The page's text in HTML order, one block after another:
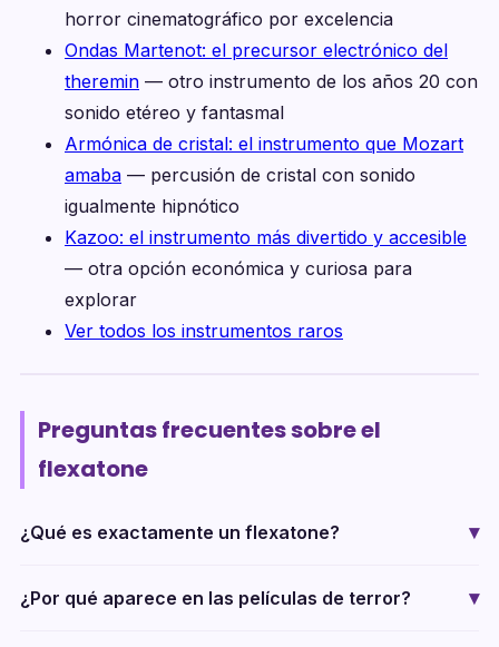
horror cinematográfico por excelencia
Ondas Martenot: el precursor electrónico del
theremin — otro instrumento de los años 20 con
sonido etéreo y fantasmal
Armónica de cristal: el instrumento que Mozart
amaba — percusión de cristal con sonido
igualmente hipnótico
Kazoo: el instrumento más divertido y accesible
— otra opción económica y curiosa para
explorar
Ver todos los instrumentos raros
Preguntas frecuentes sobre el
flexatone
¿Qué es exactamente un flexatone?
¿Por qué aparece en las películas de terror?